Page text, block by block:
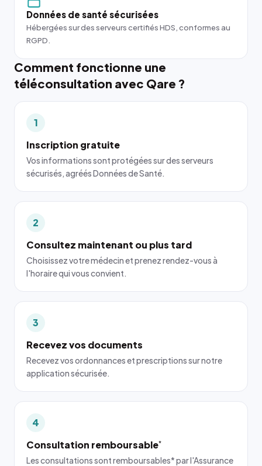
Données de santé sécurisées
Hébergées sur des serveurs certifiés HDS, conformes au
RGPD.
Comment fonctionne une
téléconsultation avec Qare ?
1
Inscription gratuite
Vos informations sont protégées sur des serveurs
sécurisés, agréés Données de Santé.
2
Consultez maintenant ou plus tard
Choisissez votre médecin et prenez rendez-vous à
l'horaire qui vous convient.
3
Recevez vos documents
Recevez vos ordonnances et prescriptions sur notre
application sécurisée.
4
Consultation remboursable*
Les consultations sont remboursables* par l'Assurance